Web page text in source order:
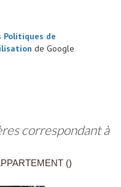
Politiques de
de Google
()